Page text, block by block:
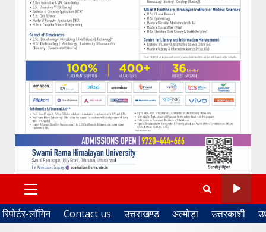
PRIMARY
MENU
रिपोर्टर-लॉगिन Contact us उत्तराखण्ड अल्मोड़ा उत्तरकाशी